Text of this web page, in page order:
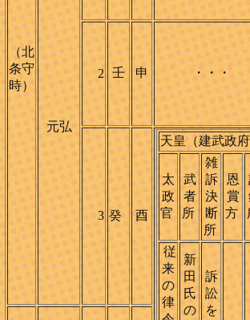
（北
条守
時）
元弘
2 壬 申 ・・・
3 癸 酉
天皇（建武政
太
政
官
武
者
所
雑
訴
決
断
所
恩
賞
方
従
来
の
律
新
田
氏
の
訴
訟
を